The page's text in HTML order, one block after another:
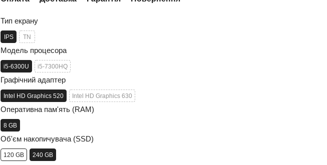
Тип екрану
IPS TN
Модель процесора
i5-6300U i5-7300HQ
Графічний адаптер
Intel HD Graphics 520 Intel HD Graphics 630
Оперативна пам'ять (RAM)
8 GB
Об'єм накопичувача (SSD)
120 GB 240 GB